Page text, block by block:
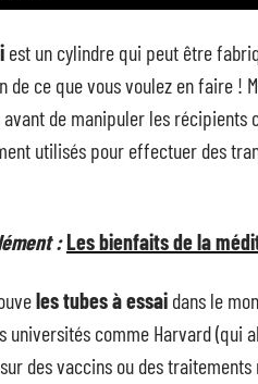
est un cylindre qui peut être
de ce que vous voulez en faire !
de manipuler les
utilisés pour effectuer des
:Les bienfaits de la
les tubes à essai dans le
universités comme Harvard
des vaccins ou des